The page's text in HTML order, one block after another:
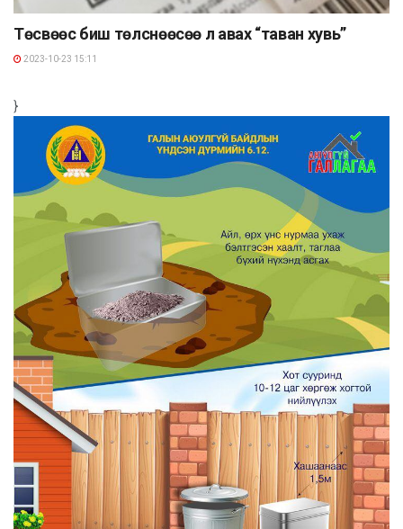
Төсвөөс биш төлснөөсөө л авах “таван хувь”
2023-10-23 15:11
}